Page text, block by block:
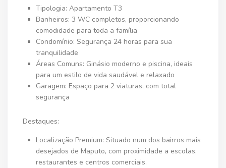
Tipologia: Apartamento T3
Banheiros: 3 WC completos, proporcionando
comodidade para toda a família
Condomínio: Segurança 24 horas para sua
tranquilidade
Áreas Comuns: Ginásio moderno e piscina, ideais
para um estilo de vida saudável e relaxado
Garagem: Espaço para 2 viaturas, com total
segurança
Destaques:
Localização Premium: Situado num dos bairros mais
desejados de Maputo, com proximidade a escolas,
restaurantes e centros comerciais.